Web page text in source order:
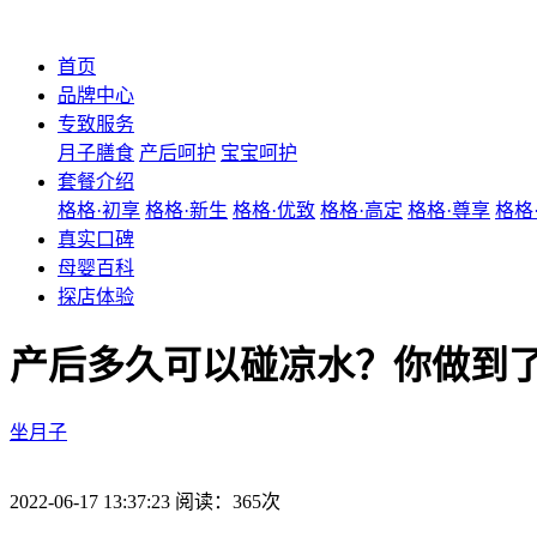
首页
品牌中心
专致服务
月子膳食 产后呵护 宝宝呵护
套餐介绍
格格·初享 格格·新生 格格·优致 格格·高定 格格·尊享 格格
真实口碑
母婴百科
探店体验
产后多久可以碰凉水？你做到
坐月子
2022-06-17 13:37:23 阅读：365次